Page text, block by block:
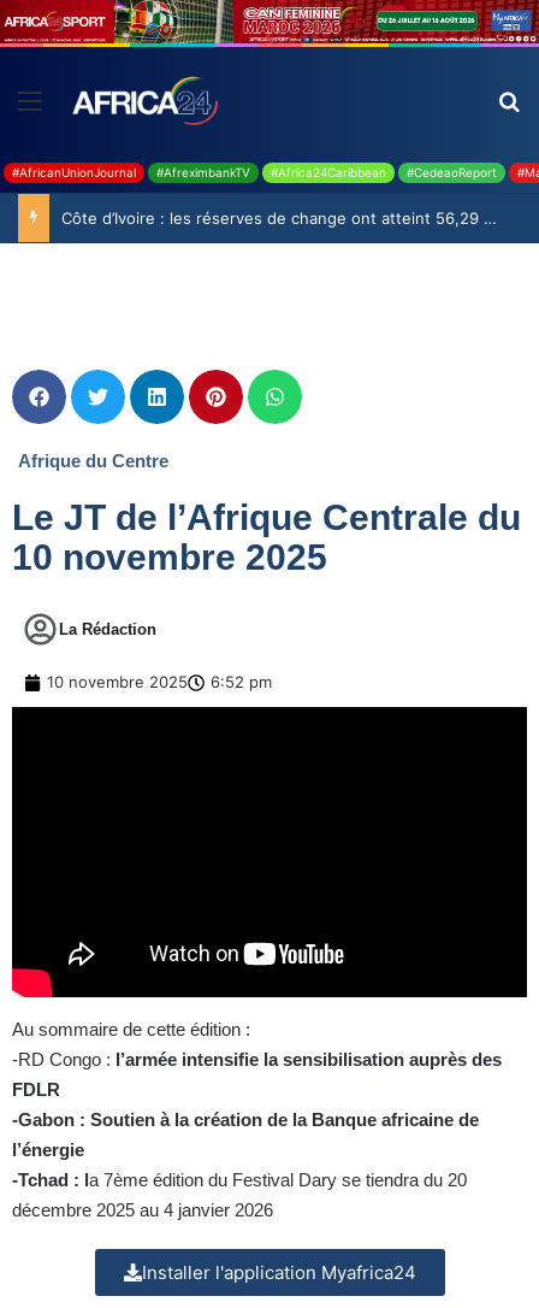
#AfricanUnionJournal #AfreximbankTV #Africa24Caribbean #CedeaoReport
Côte d’Ivoire : les réserves de change ont atteint 56,29 milliards USD en juillet
Afrique du Centre
Le JT de l’Afrique Centrale du
10 novembre 2025
La Rédaction
10 novembre 2025 6:52 pm
Au sommaire de cette édition :
-RD Congo : l’armée intensifie la sensibilisation auprès des
FDLR
-Gabon : Soutien à la création de la Banque africaine de
l’énergie
-Tchad : la 7ème édition du Festival Dary se tiendra du 20
décembre 2025 au 4 janvier 2026
Installer l'application Myafrica24